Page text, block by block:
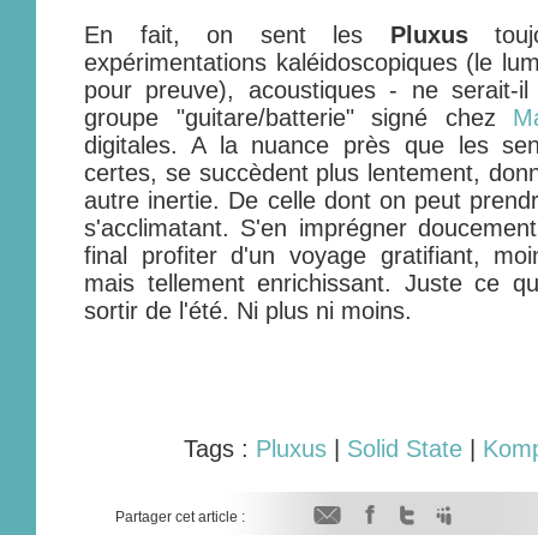
En fait, on sent les Pluxus
expérimentations kaléidoscopiques (le
pour preuve), acoustiques - ne serait-
groupe "guitare/batterie" signé chez
digitales. A la nuance près que les
certes, se succèdent plus lentement,
autre inertie. De celle dont on peut
s'acclimatant. S'en imprégner
final profiter d'un voyage gratifiant,
mais tellement enrichissant. Juste ce
sortir de l'été. Ni plus ni moins.
Tags : Pluxus| Solid State|
Partager cet article :